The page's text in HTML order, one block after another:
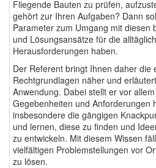
Fliegende Bauten zu prüfen,
gehört zur Ihren Aufgaben? Dann
Parameter zum Umgang mit diesen
und Lösungsansätze für die
Herausforderungen haben.
Der Referent bringt Ihnen daher die
Rechtgrundlagen näher und
Anwendung. Dabei stellt er vor
Gegebenheiten und Anforderungen
insbesondere die gängigen
und lernen, diese zu finden und
zu entwickeln. Mit diesem Wissen
vielfältigen Problemstellungen vor
zu lösen.